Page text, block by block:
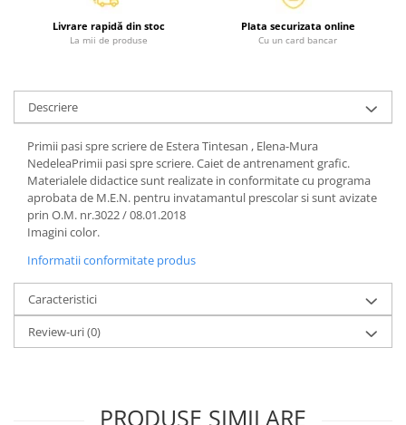
Diete si alimentatie sanatoasa
Fitness si frumusete
Feng Shui
Sa nu razi :((
Drept
Legislatie
Fictiune
Actiune si Aventura
Actiune,aventura
Clasici
Crime, Thriller, Mistery
Fantasy
Livrare rapidă din stoc
La mii de produse
Plata securizata online
Cu un card bancar
Descriere
Primii pasi spre scriere de Estera Tintesan , Elena-Mura
NedeleaPrimii pasi spre scriere. Caiet de antrenament grafic.
Materialele didactice sunt realizate in conformitate cu programa
aprobata de M.E.N. pentru invatamantul prescolar si sunt avizate
prin O.M. nr.3022 / 08.01.2018
Imagini color.
Informatii conformitate produs
Caracteristici
Review-uri(0)
PRODUSE SIMILARE